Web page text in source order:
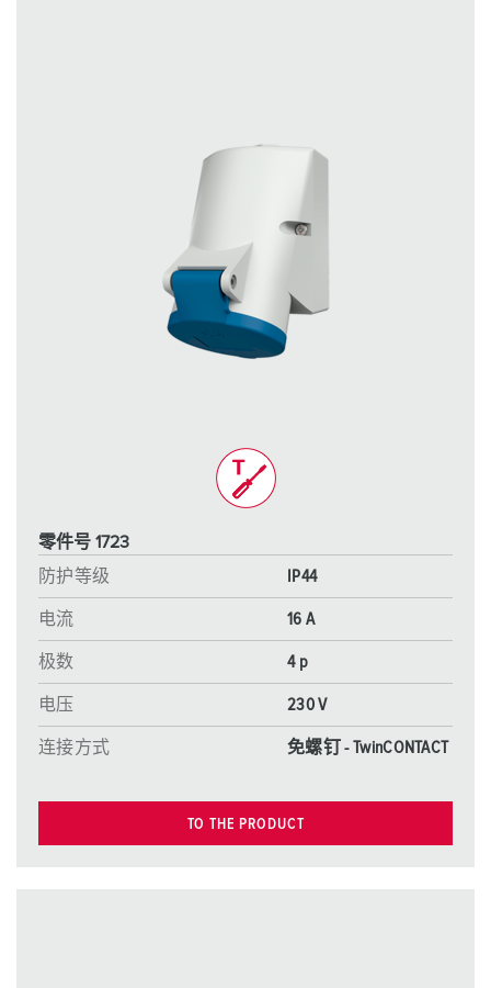
零件号 1723
防护等级
IP44
电流 16 A
极数 4 p
电压 230 V
连接方式 免螺钉 - TwinCONTACT
TO THE PRODUCT